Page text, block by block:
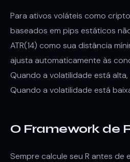
Para ativos voláteis como
baseados em pips estáticos
ATR(14) como sua distância
ajusta automaticamente às
Quando a volatilidade está
Quando a volatilidade está
O Framework de
Sempre calcule seu R antes de